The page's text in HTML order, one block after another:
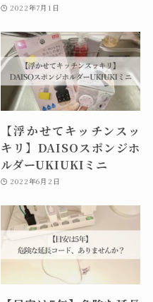
2022年7月1日
【浮かせてキッチンスッ
キリ】DAISOスポンジホ
ルダーUKIUKIミニ
2022年6月2日